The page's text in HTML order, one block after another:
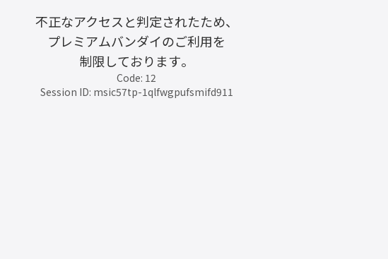
不正なアクセスと判定されたため、
プレミアムバンダイのご利用を
制限しております。
Code: 12
Session ID: msic57tp-1qlfwgpufsmifd911